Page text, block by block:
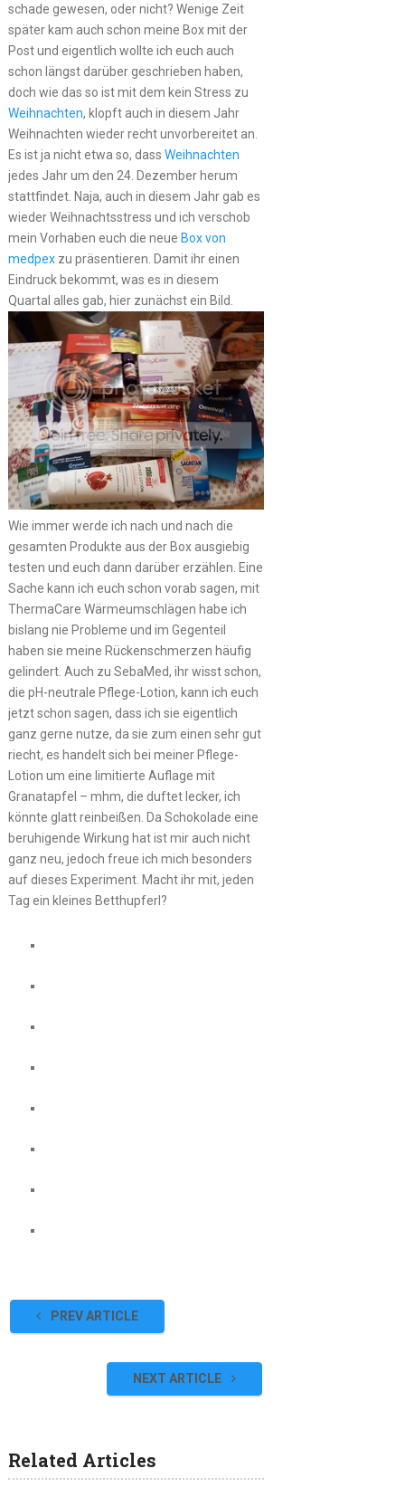
schade gewesen, oder nicht? Wenige Zeit
später kam auch schon meine Box mit der
Post und eigentlich wollte ich euch auch
schon längst darüber geschrieben haben,
doch wie das so ist mit dem kein Stress zu
Weihnachten, klopft auch in diesem Jahr
Weihnachten wieder recht unvorbereitet an.
Es ist ja nicht etwa so, dass Weihnachten
jedes Jahr um den 24. Dezember herum
stattfindet. Naja, auch in diesem Jahr gab es
wieder Weihnachtsstress und ich verschob
mein Vorhaben euch die neue Box von
medpexzu präsentieren. Damit ihr einen
Eindruck bekommt, was es in diesem
Quartal alles gab, hier zunächst ein Bild.
Wie immer werde ich nach und nach die
gesamten Produkte aus der Box ausgiebig
testen und euch dann darüber erzählen. Eine
Sache kann ich euch schon vorab sagen, mit
ThermaCare Wärmeumschlägen habe ich
bislang nie Probleme und im Gegenteil
haben sie meine Rückenschmerzen häufig
gelindert. Auch zu SebaMed, ihr wisst schon,
die pH-neutrale Pflege-Lotion, kann ich euch
jetzt schon sagen, dass ich sie eigentlich
ganz gerne nutze, da sie zum einen sehr gut
riecht, es handelt sich bei meiner Pflege-
Lotion um eine limitierte Auflage mit
Granatapfel – mhm, die duftet lecker, ich
könnte glatt reinbeißen. Da Schokolade eine
beruhigende Wirkung hat ist mir auch nicht
ganz neu, jedoch freue ich mich besonders
auf dieses Experiment. Macht ihr mit, jeden
Tag ein kleines Betthupferl?
PREV ARTICLE
NEXT ARTICLE
Related Articles